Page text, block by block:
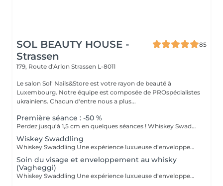
SOL BEAUTY HOUSE -
Strassen
85
179, Route d'Arlon Strassen L-8011
Le salon Sol' Nails&Store est votre rayon de beauté à
Luxembourg. Notre équipe est composée de PROspécialistes
ukrainiens. Chacun d'entre nous a plus...
Première séance : -50 %
Perdez jusqu'à 1,5 cm en quelques séances ! Whiskey Swaddling - Une expérience de soin corporel luxueuse en institut Envie de vous faire plaisir tout en obtenant de vrais résultats ? Notre soin Whiskey Swaddling est bien plus qu'un simple enveloppement corporel : c'est un rituel complet conçu pour détoxifier, tonifier et nourrir votre peau en profondeur. Nous adaptons l'enveloppement à vos besoins à l'aide de formules riches en actifs, puis nous vous enveloppons dans des bandages, un film et de la chaleur pour optimiser les résultats. Le doux contraste de température, associé à des actifs puissants, fait des merveilles, et les résultats parlent d'eux-mêmes : Bienfaits : Détoxification du corps et perte de centimètres Une peau plus ferme et plus lisse Amélioration de la tonicité et de la circulation Envie d'enrichir votre expérience ? Ajoutez un soin du visage pendant l'enveloppement et un massage de drainage lymphatique après celui-ci pour booster la détoxification, améliorer la circulation et doubler l'efficacité de votre soin. Faites de ce moment une expérience pour tout le corps !
Wiskey Swaddling
Whiskey Swaddling Une expérience luxueuse d'enveloppement corporel digne d'un spa Envie de vous faire plaisir tout en obtenant de véritables résultats ? Notre soin « Whiskey Swaddling » est bien plus qu'un simple enveloppement corporel : c'est un rituel complet conçu pour détoxifier, tonifier et nourrir votre peau en profondeur. Nous adaptons l'enveloppement à vos besoins à l'aide de formules riches en principes actifs, puis nous vous enveloppons dans des bandages, un film plastique et une source de chaleur pour optimiser les résultats. Le doux contraste de température, associé à des actifs puissants, fait des merveilles et les résultats parlent d'eux-mêmes : Bienfaits : Détoxification du corps et perte de centimètres Une peau plus ferme et plus lisse Amélioration de la tonicité et de la circulation sanguine
Soin du visage et enveloppement au whisky
(Vagheggi)
Whiskey Swaddling Une expérience luxueuse d'enveloppement corporel en spa Envie de vous faire plaisir tout en obtenant de véritables résultats ? Notre Whiskey Swaddling est bien plus qu'un simple enveloppement corporel : c'est un rituel complet conçu pour détoxifier, tonifier et nourrir votre peau en profondeur. Nous adaptons l'enveloppement à vos besoins à l'aide de formules riches en principes actifs, puis nous vous enveloppons dans des bandages, un film plastique et une source de chaleur pour optimiser les résultats. Le doux contraste de température, associé à des actifs puissants, fait des merveilles et les résultats parlent d'eux-mêmes : Bienfaits : Détoxification du corps et perte de centimètres Une peau plus ferme et plus lisse Amélioration de la tonicité et de la circulation sanguine Envie d'enrichir votre expérience ? Pendant que votre corps se détend, pourquoi ne pas prendre soin de votre visage également ? Nous vous recommandons un soin du visage nourrissant utilisant les produits de soin professionnels Vagheggi.